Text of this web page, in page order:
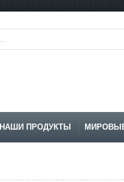
НАШИ ПРОДУКТЫ